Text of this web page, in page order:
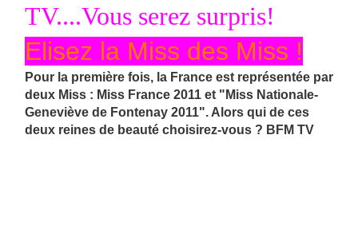
TV....Vous serez surpris!
Elisez la Miss des Miss !
Pour la première fois, la France est représentée par
deux Miss : Miss France 2011 et "Miss Nationale-
Geneviève de Fontenay 2011". Alors qui de ces
deux reines de beauté choisirez-vous ? BFM TV